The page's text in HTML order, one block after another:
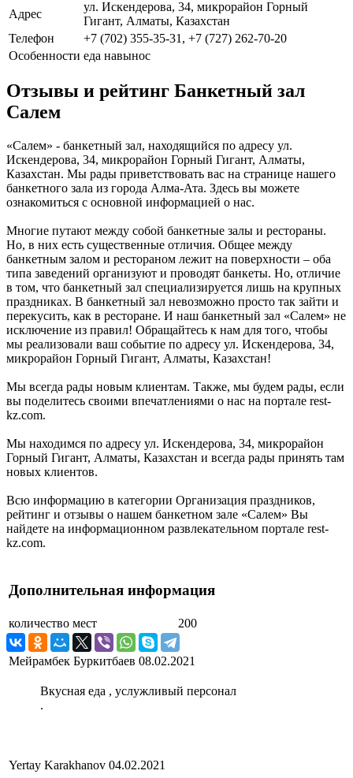
Адрес
ул. Искендерова, 34, микрорайон Горный
Гигант, Алматы, Казахстан
Телефон
+7 (702) 355-35-31, +7 (727) 262-70-20
Особенности еда навынос
Отзывы и рейтинг Банкетный зал
Салем
«Салем» - банкетный зал, находящийся по адресу ул.
Искендерова, 34, микрорайон Горный Гигант, Алматы,
Казахстан. Мы рады приветствовать вас на странице нашего
банкетного зала из города Алма-Ата. Здесь вы можете
ознакомиться с основной информацией о нас.
Многие путают между собой банкетные залы и рестораны.
Но, в них есть существенные отличия. Общее между
банкетным залом и рестораном лежит на поверхности – оба
типа заведений организуют и проводят банкеты. Но, отличие
в том, что банкетный зал специализируется лишь на крупных
праздниках. В банкетный зал невозможно просто так зайти и
перекусить, как в ресторане. И наш банкетный зал «Салем» не
исключение из правил! Обращайтесь к нам для того, чтобы
мы реализовали ваш событие по адресу ул. Искендерова, 34,
микрорайон Горный Гигант, Алматы, Казахстан!
Мы всегда рады новым клиентам. Также, мы будем рады, если
вы поделитесь своими впечатлениями о нас на портале rest-
kz.com.
Мы находимся по адресу ул. Искендерова, 34, микрорайон
Горный Гигант, Алматы, Казахстан и всегда рады принять там
новых клиентов.
Всю информацию в категории Организация праздников,
рейтинг и отзывы о нашем банкетном зале «Салем» Вы
найдете на информационном развлекательном портале rest-
kz.com.
Дополнительная информация
количество мест 200
Мейрамбек Буркитбаев 08.02.2021
Вкусная еда , услужливый персонал
.
Yertay Karakhanov 04.02.2021